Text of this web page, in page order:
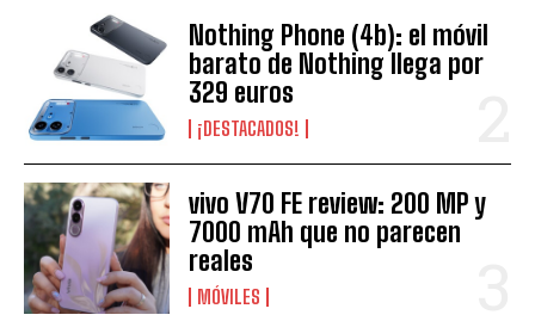
Nothing Phone (4b): el móvil
barato de Nothing llega por
329 euros
¡DESTACADOS!
vivo V70 FE review: 200 MP y
7000 mAh que no parecen
reales
MÓVILES